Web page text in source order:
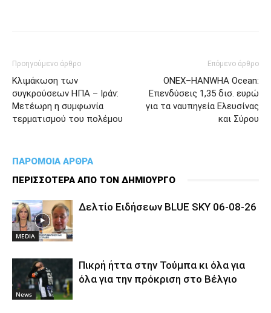
Προηγούμενο άρθρο
Kλιμάκωση των
συγκρούσεων ΗΠΑ – Ιράν:
Μετέωρη η συμφωνία
τερματισμού του πολέμου
Επόμενο άρθρο
ONEX–HANWHA Ocean:
Επενδύσεις 1,35 δισ. ευρώ
για τα ναυπηγεία Ελευσίνας
και Σύρου
ΠΑΡΟΜΟΙΑ ΑΡΘΡΑ
ΠΕΡΙΣΣΟΤΕΡΑ ΑΠΟ ΤΟΝ ΔΗΜΙΟΥΡΓΟ
MEDIA
Δελτίο Ειδήσεων BLUE SKY 06-08-26
News
Πικρή ήττα στην Τούμπα κι όλα για
όλα για την πρόκριση στο Βέλγιο